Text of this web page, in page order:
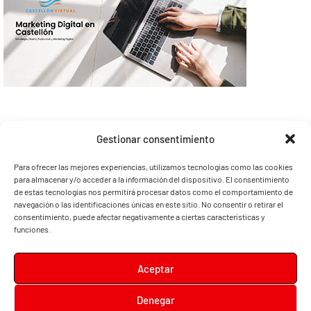
Gestionar consentimiento
Para ofrecer las mejores experiencias, utilizamos tecnologías como las cookies
para almacenar y/o acceder a la información del dispositivo. El consentimiento
de estas tecnologías nos permitirá procesar datos como el comportamiento de
navegación o las identificaciones únicas en este sitio. No consentir o retirar el
consentimiento, puede afectar negativamente a ciertas características y
funciones.
Aceptar
Denegar